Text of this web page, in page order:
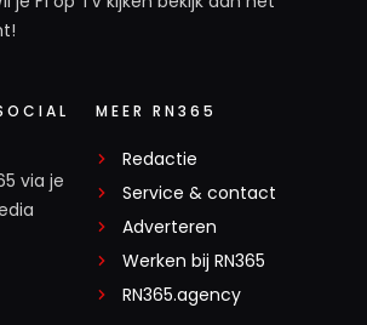
via je
MEER RN365
Redactie
Service & contact
Adverteren
Werken bij RN365
RN365.agency